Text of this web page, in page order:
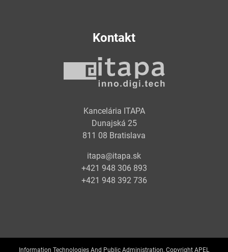
Kontakt
Kancelária ITAPA
Dunajská 25
811 08 Bratislava
itapa@itapa.sk
+421 948 306 893
+421 948 392 736
Information Technologies And Public Administration, Copyright APEL